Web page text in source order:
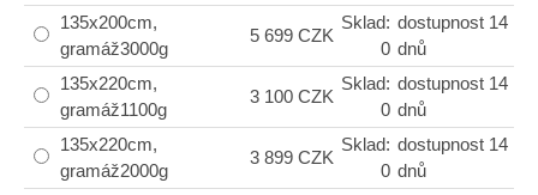
135x200cm,
gramáž3000g
5 699 CZK
Sklad:
0
dostupnost 14
dnů
135x220cm,
gramáž1100g
3 100 CZK
Sklad:
0
dostupnost 14
dnů
135x220cm,
gramáž2000g
3 899 CZK
Sklad:
0
dostupnost 14
dnů